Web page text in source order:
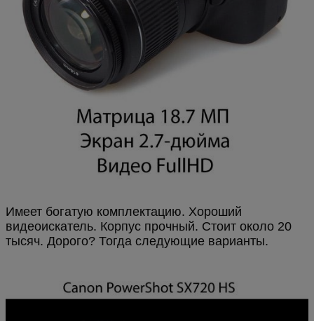
Имеет богатую комплектацию. Хороший
видеоискатель. Корпус прочный. Стоит около 20
тысяч. Дорого? Тогда следующие варианты.